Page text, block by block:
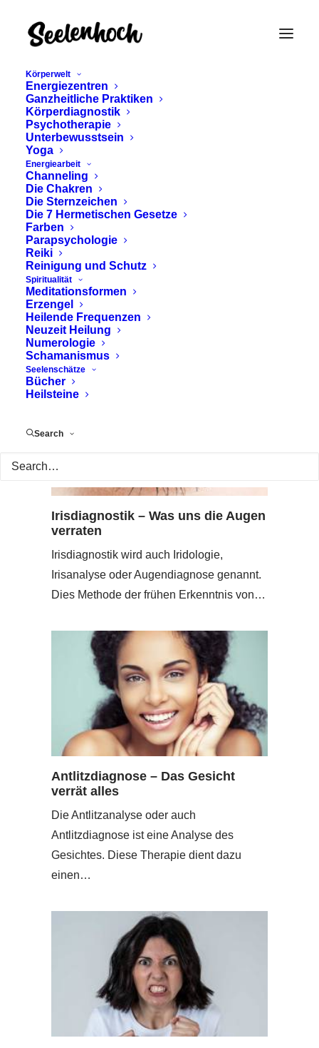
Körperwelt
Energiezentren
Ganzheitliche Praktiken
Körperdiagnostik
Psychotherapie
Unterbewusstsein
Yoga
Energiearbeit
Channeling
Die Chakren
Die Sternzeichen
Die 7 Hermetischen Gesetze
Farben
Parapsychologie
Reiki
Reinigung und Schutz
Spiritualität
Meditationsformen
Erzengel
Heilende Frequenzen
Neuzeit Heilung
Numerologie
Schamanismus
Seelenschätze
Bücher
Heilsteine
Search
Owald Spengler
Irisdiagnostik – Was uns die Augen
verraten
Irisdiagnostik wird auch Iridologie,
Irisanalyse oder Augendiagnose genannt.
Dies Methode der frühen Erkenntnis von…
Antlitzdiagnose – Das Gesicht
verrät alles
Die Antlitzanalyse oder auch
Antlitzdiagnose ist eine Analyse des
Gesichtes. Diese Therapie dient dazu
einen…